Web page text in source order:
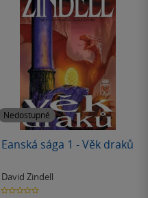
Nedostupné
Eanská sága 1 - Věk draků
David Zindell
0.0